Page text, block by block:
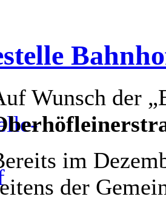
Wunsch der
im
der